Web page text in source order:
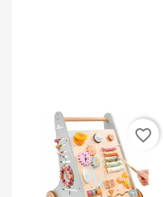
favorite_border